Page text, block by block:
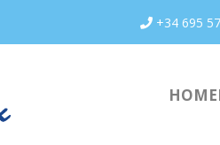
+34 695
HOME